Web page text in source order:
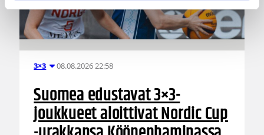
3×3 08.08.2026 22:58
Suomea edustavat 3×3-
joukkueet aloittivat Nordic Cup